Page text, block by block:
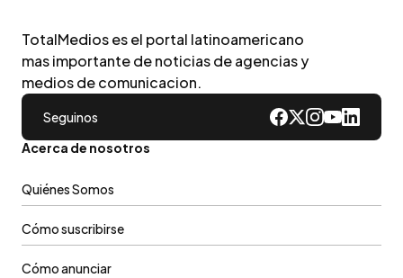
TotalMedios es el portal latinoamericano
mas importante de noticias de agencias y
medios de comunicacion.
Seguinos
Acerca de nosotros
Quiénes Somos
Cómo suscribirse
Cómo anunciar